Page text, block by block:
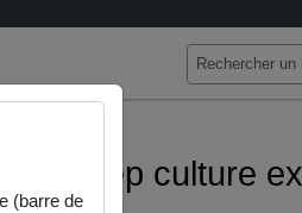
jii deep culture
(barre de